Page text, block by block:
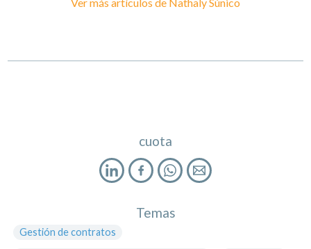
Temas
Gestión de contratos
cuota